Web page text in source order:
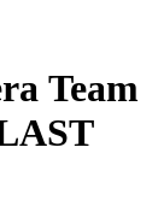
Team